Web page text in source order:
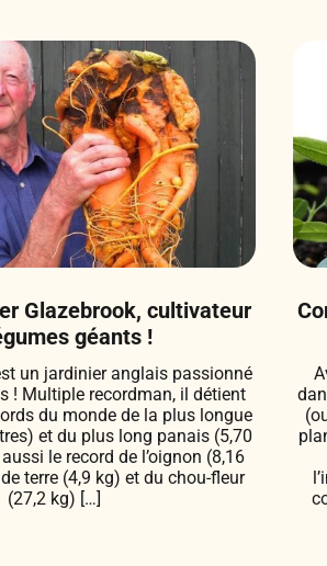
Glazebrook, cultivateur
géants !
un jardinier anglais passionné
! Multiple recordman, il détient
du monde de la plus longue
et du plus long panais (5,70
le record de l’oignon (8,16
terre (4,9 kg) et du chou-fleur
(27,2 kg) […]